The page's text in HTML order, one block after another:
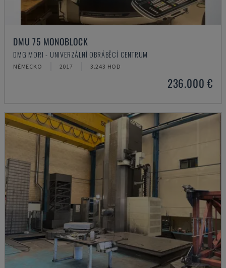
DMU 75 MONOBLOCK
DMG MORI - UNIVERZÁLNÍ OBRÁBĚCÍ CENTRUM
NĚMECKO 2017 3.243 HOD
236.000 €